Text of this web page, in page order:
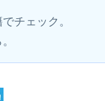
チェック。